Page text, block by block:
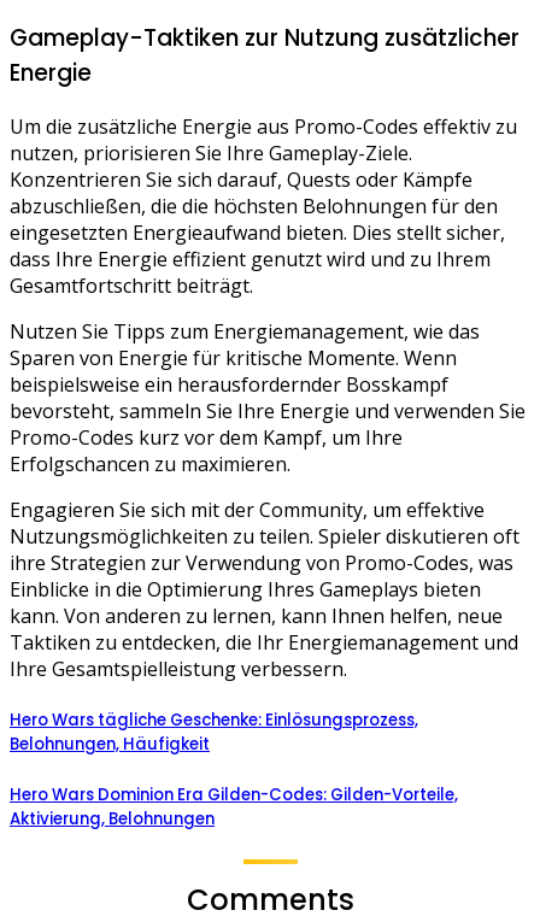
Gameplay-Taktiken zur Nutzung zusätzlicher
Energie
Um die zusätzliche Energie aus Promo-Codes effektiv zu
nutzen, priorisieren Sie Ihre Gameplay-Ziele.
Konzentrieren Sie sich darauf, Quests oder Kämpfe
abzuschließen, die die höchsten Belohnungen für den
eingesetzten Energieaufwand bieten. Dies stellt sicher,
dass Ihre Energie effizient genutzt wird und zu Ihrem
Gesamtfortschritt beiträgt.
Nutzen Sie Tipps zum Energiemanagement, wie das
Sparen von Energie für kritische Momente. Wenn
beispielsweise ein herausfordernder Bosskampf
bevorsteht, sammeln Sie Ihre Energie und verwenden Sie
Promo-Codes kurz vor dem Kampf, um Ihre
Erfolgschancen zu maximieren.
Engagieren Sie sich mit der Community, um effektive
Nutzungsmöglichkeiten zu teilen. Spieler diskutieren oft
ihre Strategien zur Verwendung von Promo-Codes, was
Einblicke in die Optimierung Ihres Gameplays bieten
kann. Von anderen zu lernen, kann Ihnen helfen, neue
Taktiken zu entdecken, die Ihr Energiemanagement und
Ihre Gesamtspielleistung verbessern.
Hero Wars tägliche Geschenke: Einlösungsprozess,
Belohnungen, Häufigkeit
Hero Wars Dominion Era Gilden-Codes: Gilden-Vorteile,
Aktivierung, Belohnungen
Comments